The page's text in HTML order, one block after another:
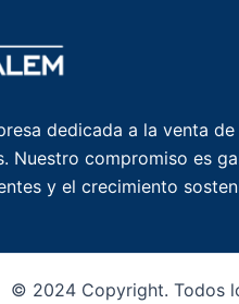
dedicada a la venta
Nuestro compromiso es
y el crecimiento
© 2024 Copyright. Todos